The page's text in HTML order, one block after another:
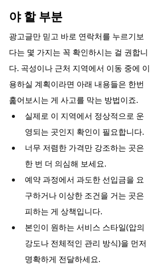
야 할 부분
광고글만 믿고 바로 연락처를 누르기보
다는 몇 가지는 꼭 확인하시는 걸 권합니
다. 곡성이나 근처 지역에서 이동 중에 이
용하실 계획이라면 아래 내용들은 한번
훑어보시는 게 사고를 막는 방법이죠.
실제로 이 지역에서 정상적으로 운
영되는 곳인지 확인이 필요합니다.
너무 저렴한 가격만 강조하는 곳은
한 번 더 의심해 보세요.
예약 과정에서 과도한 선입금을 요
구하거나 이상한 조건을 거는 곳은
피하는 게 상책입니다.
본인이 원하는 서비스 스타일(압의
강도나 전체적인 관리 방식)을 먼저
명확하게 전달하세요.